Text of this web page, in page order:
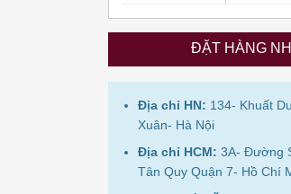
ĐẶT HÀNG
Địa chỉ HN: 134- Khuất
Xuân- Hà Nội
Địa chỉ HCM: 3A- Đường
Tân Quy Quận 7- Hồ Chí